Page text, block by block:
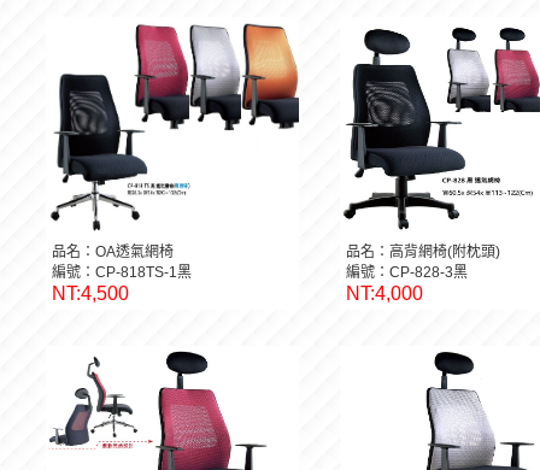
品名：OA透氣網椅
編號：CP-818TS-1黑
NT:4,500
品名：高背網椅(附枕頭)
編號：CP-828-3黑
NT:4,000